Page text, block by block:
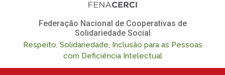
Federação Nacional de Cooperativas de
Solidariedade Social
Respeito, Solidariedade, Inclusão para as Pessoas
com Deficiência Intelectual